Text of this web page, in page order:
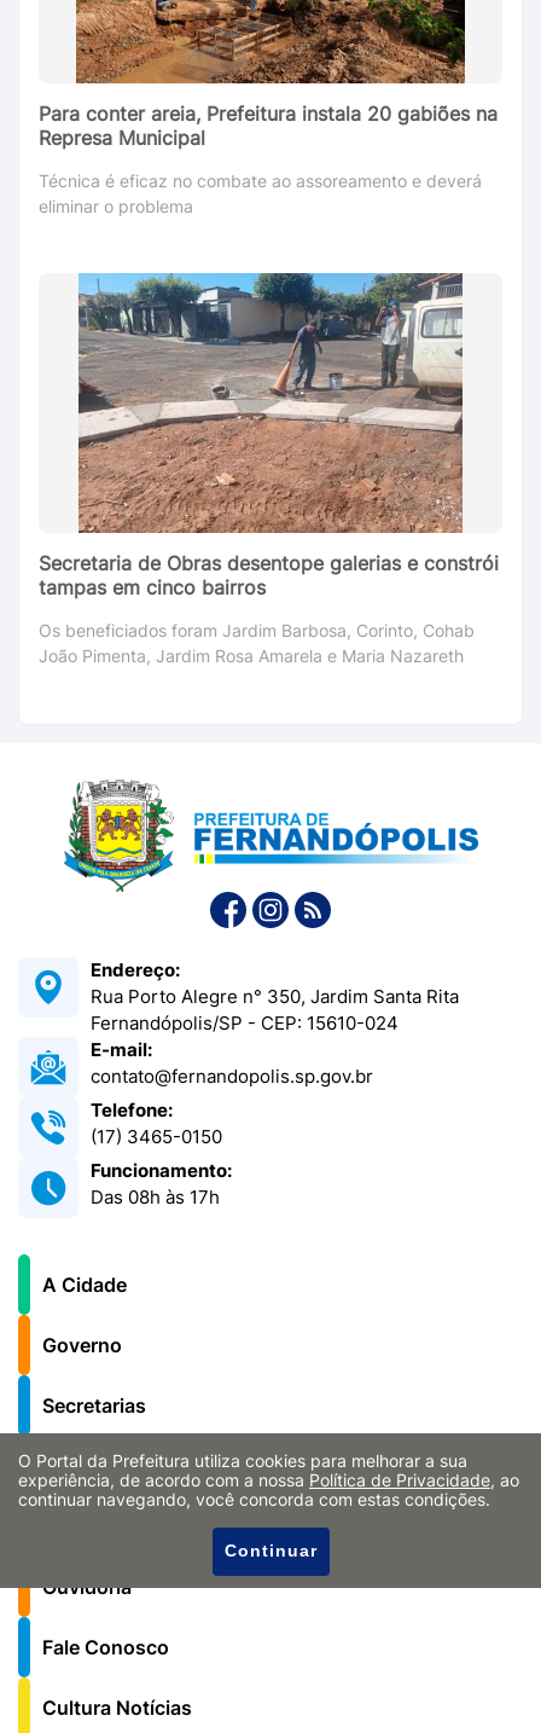
Para conter areia, Prefeitura instala 20 gabiões na
Represa Municipal
Técnica é eficaz no combate ao assoreamento e deverá
eliminar o problema
Secretaria de Obras desentope galerias e constrói
tampas em cinco bairros
Os beneficiados foram Jardim Barbosa, Corinto, Cohab
João Pimenta, Jardim Rosa Amarela e Maria Nazareth
Endereço:
Rua Porto Alegre n° 350, Jardim Santa Rita
Fernandópolis/SP - CEP: 15610-024
E-mail:
contato@fernandopolis.sp.gov.br
Telefone:
(17) 3465-0150
Funcionamento:
Das 08h às 17h
A Cidade
Governo
Secretarias
Notícias
Serviços ao Cidadão
Ouvidoria
Fale Conosco
Cultura Notícias
O Portal da Prefeitura utiliza cookies para melhorar a sua
experiência, de acordo com a nossa Política de Privacidade, ao
continuar navegando, você concorda com estas condições.
Continuar